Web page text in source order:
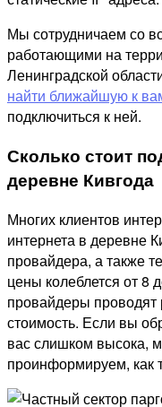
Мы сотрудничаем со
работающими на
Ленинградской
найти ближайшую к
подключиться к ней.
Сколько стоит
деревне Кивгода
Многих клиентов
интернета в деревне
провайдера, а также
цены колеблется от 8
провайдеры
стоимость. Если вы
вас слишком высока,
проинформируем, как